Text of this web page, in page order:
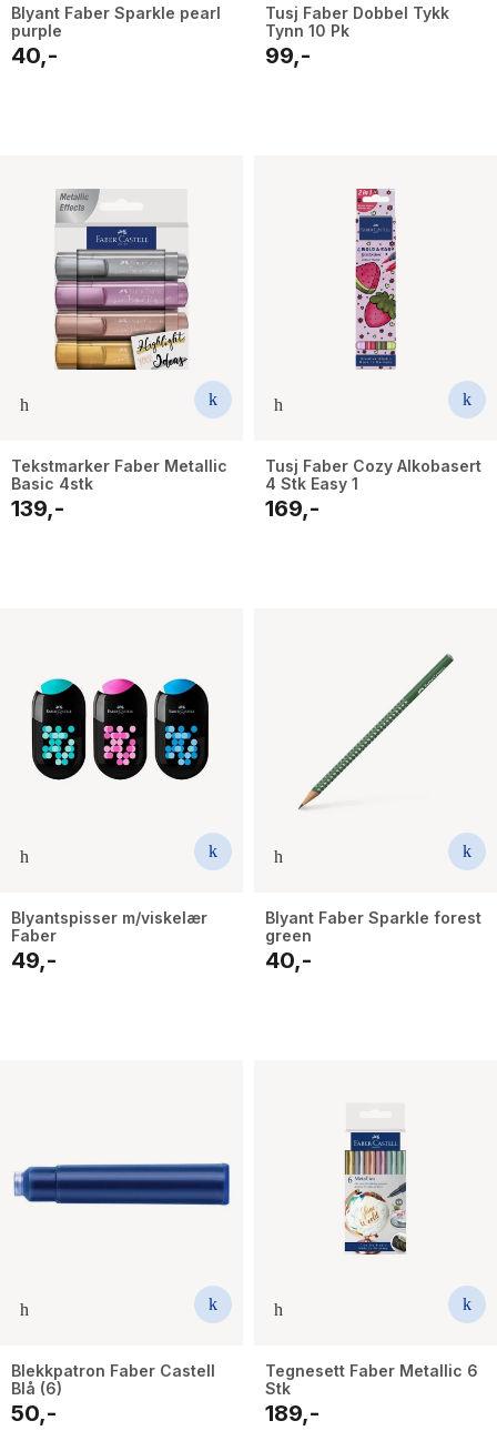
Blyant Faber Sparkle pearl
purple
40,-
Tusj Faber Dobbel Tykk
Tynn 10 Pk
99,-
Tekstmarker Faber Metallic
Basic 4stk
139,-
Tusj Faber Cozy Alkobasert
4 Stk Easy 1
169,-
Blyantspisser m/viskelær
Faber
49,-
Blyant Faber Sparkle forest
green
40,-
Blekkpatron Faber Castell
Blå (6)
50,-
Tegnesett Faber Metallic 6
Stk
189,-